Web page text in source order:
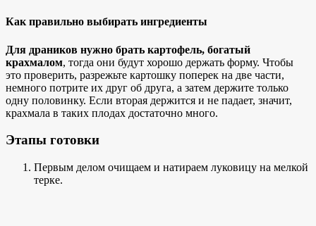
Как правильно выбирать ингредиенты
Для драников нужно брать картофель, богатый
крахмалом, тогда они будут хорошо держать форму. Чтобы
это проверить, разрежьте картошку поперек на две части,
немного потрите их друг об друга, а затем держите только
одну половинку. Если вторая держится и не падает, значит,
крахмала в таких плодах достаточно много.
Этапы готовки
Первым делом очищаем и натираем луковицу на мелкой
терке.